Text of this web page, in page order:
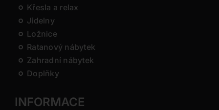
Křesla a relax
Jídelny
Ložnice
Ratanový nábytek
Zahradní nábytek
Doplňky
INFORMACE